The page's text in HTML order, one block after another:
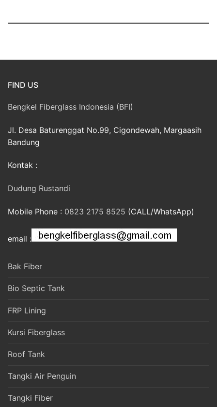
FIND US
Bengkel Fiberglass Indonesia (BFI)
Jl. Desa Baturenggat No.99, Cigondewah, Margaasih
Bandung
Kontak :
Dudung Rustandi
Mobile Phone : 0823 2175 8525 (CALL/WhatsApp)
email :
Bak Fiber
Bio Septic Tank
FRP Lining
Kursi Fiberglass
Roof Tank
Tangki Air Penguin
Tangki Fiber